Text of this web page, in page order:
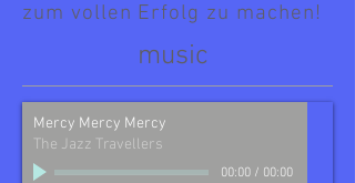
zum vollen Erfolg zu machen!
music
Mercy Mercy Mercy
The Jazz Travellers
00:00/ 00:00